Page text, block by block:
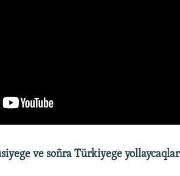
ve soñra Türkiyege